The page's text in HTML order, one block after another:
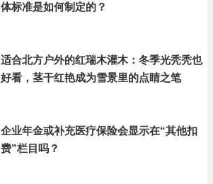
体标准是如何制定的？
适合北方户外的红瑞木灌木：冬季光秃秃也
好看，茎干红艳成为雪景里的点睛之笔
企业年金或补充医疗保险会显示在“其他扣
费”栏目吗？